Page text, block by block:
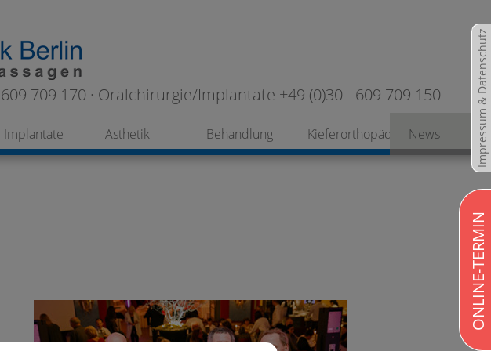
Impressum & Datenschutz
ONLINE-TERMIN
709 170 · Oralchirurgie/Implantate +49 (0)30 - 609 709 150
Implantate Ästhetik Behandlung Kieferorthopädie News